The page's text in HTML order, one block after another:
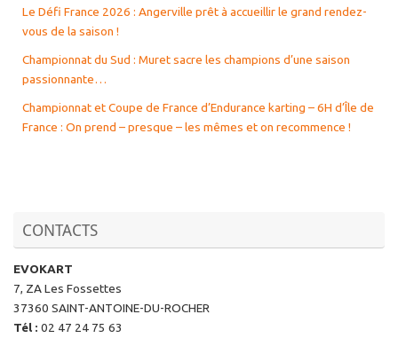
Le Défi France 2026 : Angerville prêt à accueillir le grand rendez-
vous de la saison !
Championnat du Sud : Muret sacre les champions d’une saison
passionnante…
Championnat et Coupe de France d’Endurance karting – 6H d’Île de
France : On prend – presque – les mêmes et on recommence !
CONTACTS
EVOKART
7, ZA Les Fossettes
37360 SAINT-ANTOINE-DU-ROCHER
Tél : 02 47 24 75 63